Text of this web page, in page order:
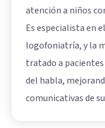
atención a niños
Es especialista en
logofoniatría, y la
tratado a
del habla,
comunicativas de